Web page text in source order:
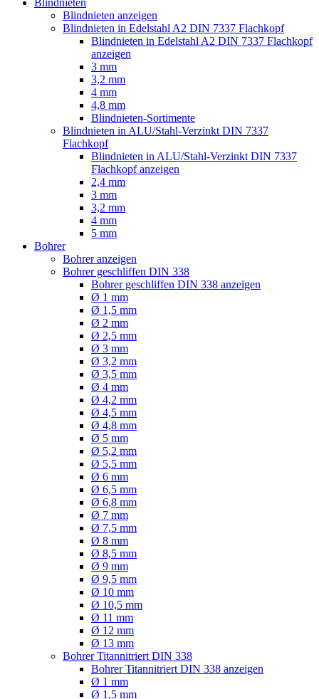
Blindnieten anzeigen
Blindnieten in Edelstahl A2 DIN 7337 Flachkopf
Blindnieten in Edelstahl A2 DIN 7337 Flachkopf
anzeigen
3 mm
3,2 mm
4 mm
4,8 mm
Blindnieten-Sortimente
Blindnieten in ALU/Stahl-Verzinkt DIN 7337
Flachkopf
Blindnieten in ALU/Stahl-Verzinkt DIN 7337
Flachkopf anzeigen
2,4 mm
3 mm
3,2 mm
4 mm
5 mm
Bohrer
Bohrer anzeigen
Bohrer geschliffen DIN 338
Bohrer geschliffen DIN 338 anzeigen
Ø 1 mm
Ø 1,5 mm
Ø 2 mm
Ø 2,5 mm
Ø 3 mm
Ø 3,2 mm
Ø 3,5 mm
Ø 4 mm
Ø 4,2 mm
Ø 4,5 mm
Ø 4,8 mm
Ø 5 mm
Ø 5,2 mm
Ø 5,5 mm
Ø 6 mm
Ø 6,5 mm
Ø 6,8 mm
Ø 7 mm
Ø 7,5 mm
Ø 8 mm
Ø 8,5 mm
Ø 9 mm
Ø 9,5 mm
Ø 10 mm
Ø 10,5 mm
Ø 11 mm
Ø 12 mm
Ø 13 mm
Bohrer Titannitriert DIN 338
Bohrer Titannitriert DIN 338 anzeigen
Ø 1 mm
Ø 1,5 mm